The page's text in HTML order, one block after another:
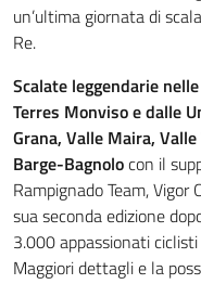
un’ultima giornata di
Re.
Scalate leggendarie
Terres Monviso e dalle
Grana, Valle Maira,
Barge-Bagnolocon il
Rampignado Team,
sua seconda edizione
3.000 appassionati
Maggiori dettagli e la